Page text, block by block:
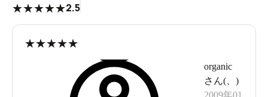
★★★★★2.5
★★★★★
organic
さん(
)
2009年01